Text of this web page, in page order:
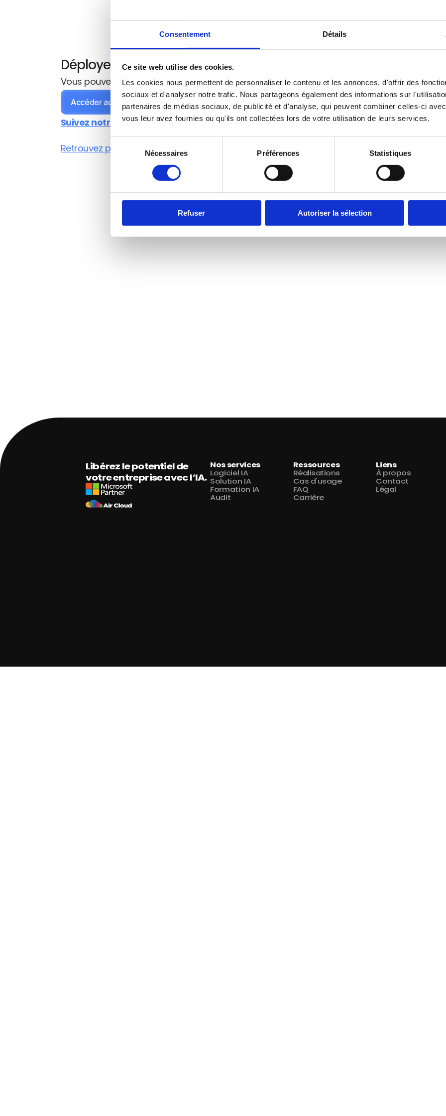
Consentement Détails
Ce site web utilise des cookies.
Les cookies nous permettent de personnaliser le contenu et les annonces, d'offrir des
sociaux et d'analyser notre trafic. Nous partageons également des informations sur
partenaires de médias sociaux, de publicité et d'analyse, qui peuvent combiner celles-ci
vous leur avez fournies ou qu'ils ont collectées lors de votre utilisation de leurs services.
du
consentement
Nécessaires Préférences Statistiques
Refuser Autoriser la sélection
procédures internes, fiches outils, consignes de
besoins spécifiques de votre entreprise.
Déployer cet Agent sur votre environnement
Vous pouvez facilement configurer cet agent en intégrant les trois éléments présents sur
Accéder aux ressources
Suivez notre tutoriel vidéo pour configurer un Agent ici.
Retrouvez plus d'Agents prêt à être déployer ici.
Libérez le potentiel de
votre entreprise avec l’IA.
Nos services
Logiciel IA
Solution IA
Formation IA
Audit
Ressources
Réalisations
Cas d'usage
FAQ
Carrière
Liens
À propos
Contact
Légal